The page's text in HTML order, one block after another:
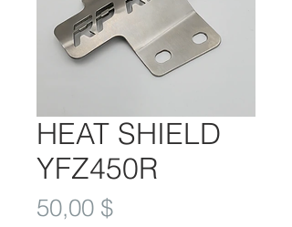
HEAT SHIELD
YFZ450R
50,00 $Prix